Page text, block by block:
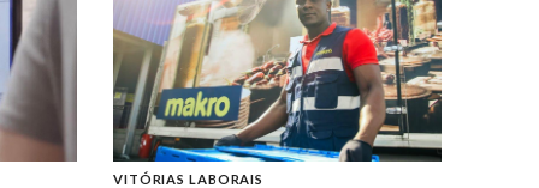
VITÓRIAS LABORAIS